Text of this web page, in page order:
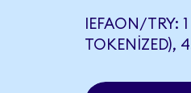
IEFAON/TRY:
TOKENIZED),